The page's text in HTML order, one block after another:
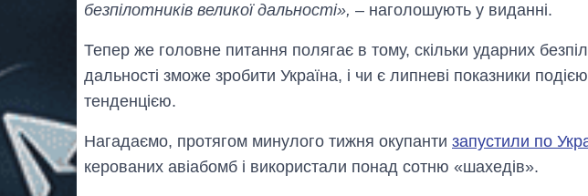
безпілотників великої дальності», – наголошують у виданні.
Тепер же головне питання полягає в тому, скільки ударних
дальності зможе зробити Україна, і чи є липневі показники
тенденцією.
Нагадаємо, протягом минулого тижня окупанти запустили по
керованих авіабомб і використали понад сотню «шахедів».